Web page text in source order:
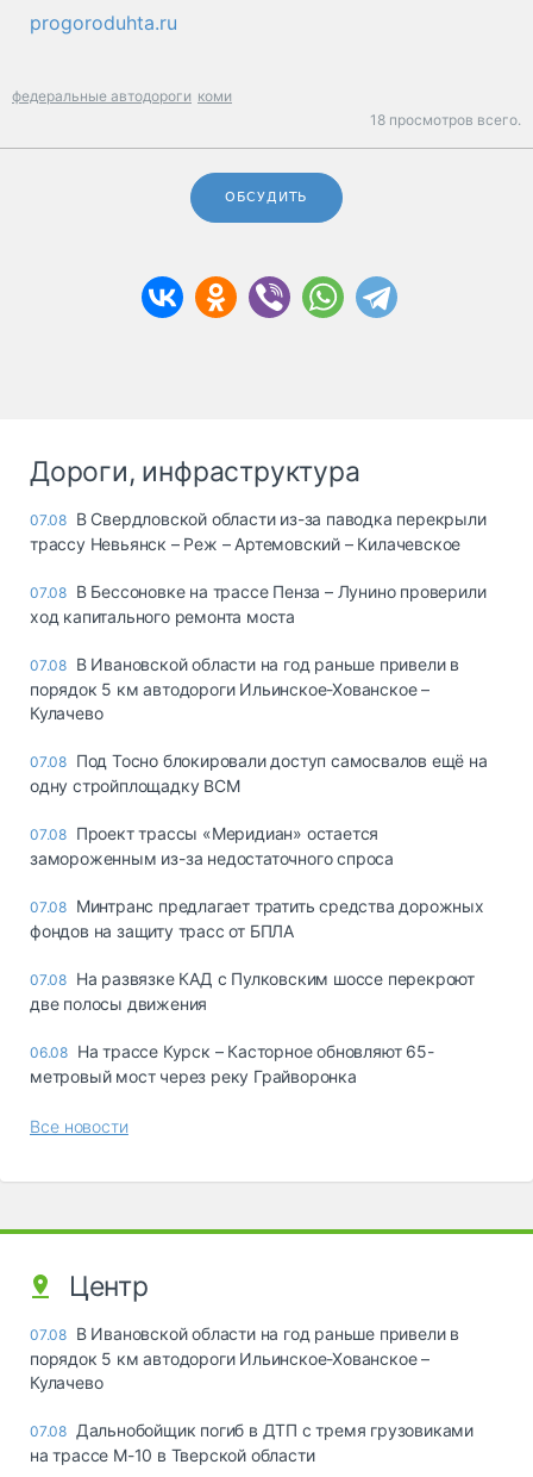
progoroduhta.ru
федеральные автодороги коми
18 просмотров всего.
ОБСУДИТЬ
Дороги, инфраструктура
07.08 В Свердловской области из-за паводка перекрыли
трассу Невьянск – Реж – Артемовский – Килачевское
07.08 В Бессоновке на трассе Пенза – Лунино проверили
ход капитального ремонта моста
07.08 В Ивановской области на год раньше привели в
порядок 5 км автодороги Ильинское-Хованское –
Кулачево
07.08 Под Тосно блокировали доступ самосвалов ещё на
одну стройплощадку ВСМ
07.08 Проект трассы «Меридиан» остается
замороженным из-за недостаточного спроса
07.08 Минтранс предлагает тратить средства дорожных
фондов на защиту трасс от БПЛА
07.08 На развязке КАД с Пулковским шоссе перекроют
две полосы движения
06.08 На трассе Курск – Касторное обновляют 65-
метровый мост через реку Грайворонка
Все новости
Центр
07.08 В Ивановской области на год раньше привели в
порядок 5 км автодороги Ильинское-Хованское –
Кулачево
07.08 Дальнобойщик погиб в ДТП с тремя грузовиками
на трассе М-10 в Тверской области